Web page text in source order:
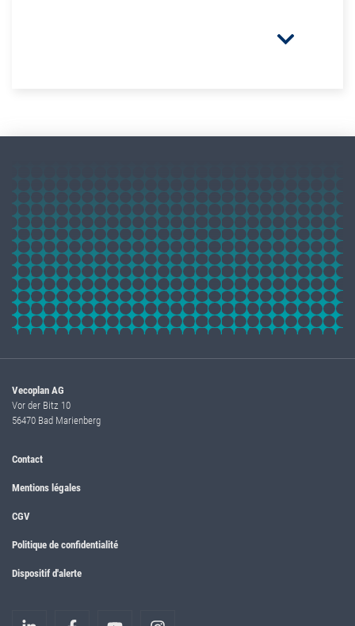
Vecoplan AG
Vor der Bitz 10
56470 Bad Marienberg
Contact
Mentions légales
CGV
Politique de confidentialité
Dispositif d'alerte